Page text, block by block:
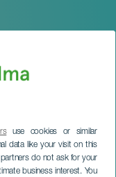
use cookies or similar
data like your visit on this
do not ask for your
business interest. You